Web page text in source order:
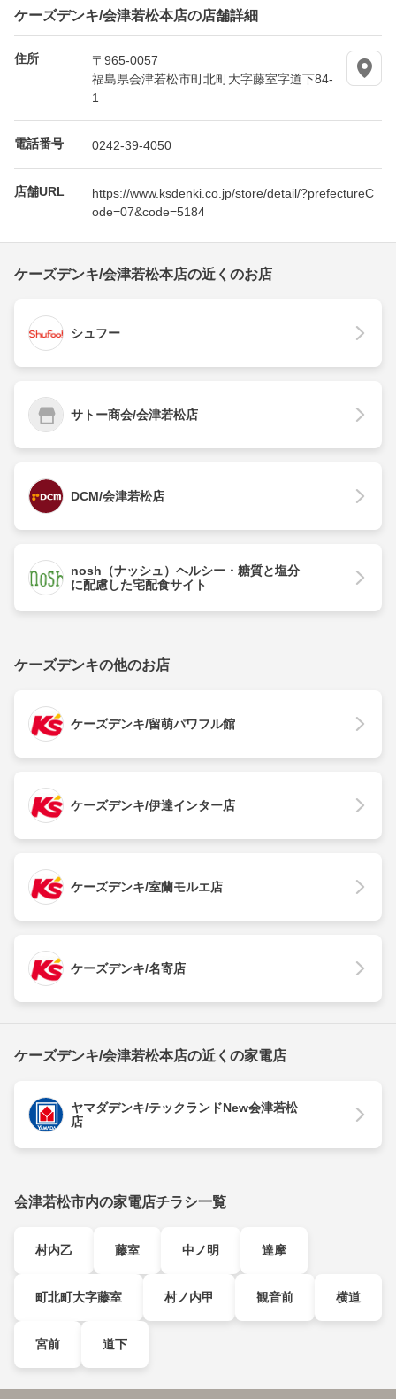
ケーズデンキ/会津若松本店の店舗詳細
住所
〒965-0057
福島県会津若松市町北町大字藤室字道下84-
1
電話番号 0242-39-4050
店舗URL
https://www.ksdenki.co.jp/store/detail/?prefectureC
ode=07&code=5184
ケーズデンキ/会津若松本店の近くのお店
シュフー
サトー商会/会津若松店
DCM/会津若松店
nosh（ナッシュ）ヘルシー・糖質と塩分
に配慮した宅配食サイト
ケーズデンキの他のお店
ケーズデンキ/留萌パワフル館
ケーズデンキ/伊達インター店
ケーズデンキ/室蘭モルエ店
ケーズデンキ/名寄店
ケーズデンキ/会津若松本店の近くの家電店
ヤマダデンキ/テックランドNew会津若松
店
会津若松市内の家電店チラシ一覧
村内乙 藤室 中ノ明 達摩
町北町大字藤室 村ノ内甲 観音前 横道
宮前 道下